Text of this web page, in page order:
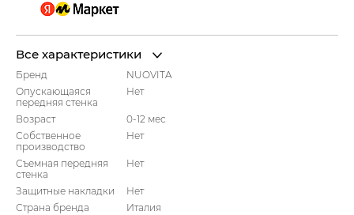
Все характеристики
Бренд
NUOVITA
Опускающаяся
передняя стенка
Нет
Возраст
0-12 мес
Собственное
производство
Нет
Съемная передняя
стенка
Нет
Защитные накладки
Нет
Страна бренда
Италия